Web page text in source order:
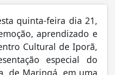
A+ REPORTAR ERROS